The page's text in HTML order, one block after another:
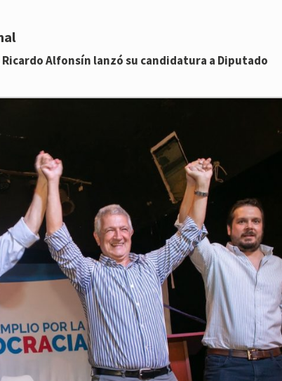
Alfonsín lanzó su candidatura a Diputado